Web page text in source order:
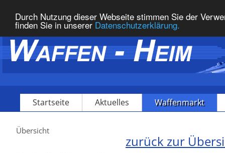
Durch Nutzung dieser Webseite stimmen Sie der
finden Sie in unserer Datenschutzerklärung.
Startseite Aktuelles Waffenmarkt
Übersicht
zurück zur